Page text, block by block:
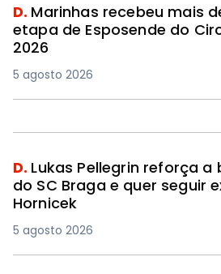
D. Marinhas recebeu mais
etapa de Esposende do
2026
5 agosto 2026
D. Lukas Pellegrin reforça a
do SC Braga e quer seguir
Hornicek
5 agosto 2026